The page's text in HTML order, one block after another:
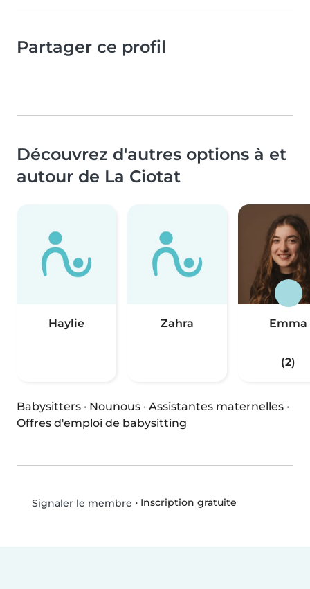
Partager ce profil
Découvrez d'autres options à et
autour de La Ciotat
Haylie Zahra Emma
(2)
Babysitters · Nounous · Assistantes maternelles ·
Offres d'emploi de babysitting
Signaler le membre • Inscription gratuite